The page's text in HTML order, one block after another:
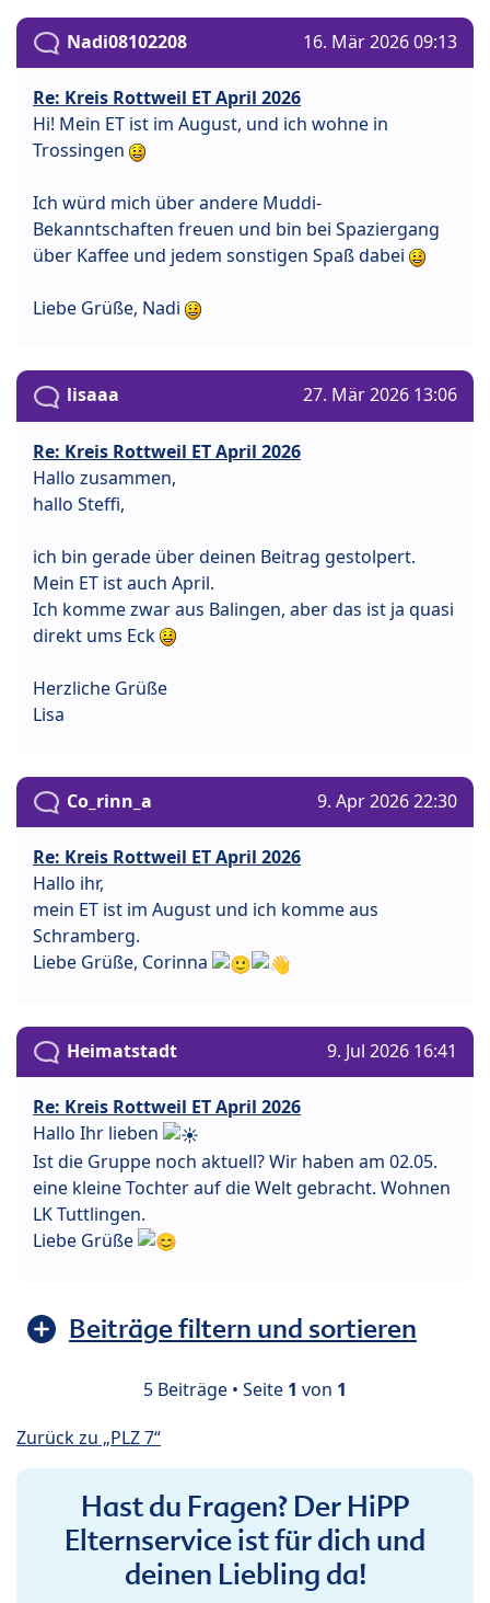
Nadi08102208 16. Mär 2026 09:13
Re: Kreis Rottweil ET April 2026
Hi! Mein ET ist im August, und ich wohne in
Trossingen
Ich würd mich über andere Muddi-
Bekanntschaften freuen und bin bei Spaziergang
über Kaffee und jedem sonstigen Spaß dabei
Liebe Grüße, Nadi
lisaaa 27. Mär 2026 13:06
Re: Kreis Rottweil ET April 2026
Hallo zusammen,
hallo Steffi,
ich bin gerade über deinen Beitrag gestolpert.
Mein ET ist auch April.
Ich komme zwar aus Balingen, aber das ist ja quasi
direkt ums Eck
Herzliche Grüße
Lisa
Co_rinn_a 9. Apr 2026 22:30
Re: Kreis Rottweil ET April 2026
Hallo ihr,
mein ET ist im August und ich komme aus
Schramberg.
Liebe Grüße, Corinna
Heimatstadt 9. Jul 2026 16:41
Re: Kreis Rottweil ET April 2026
Hallo Ihr lieben
Ist die Gruppe noch aktuell? Wir haben am 02.05.
eine kleine Tochter auf die Welt gebracht. Wohnen
LK Tuttlingen.
Liebe Grüße
Beiträge filtern und sortieren
5 Beiträge • Seite 1 von 1
Zurück zu „PLZ 7“
Hast du Fragen? Der HiPP
Elternservice ist für dich und
deinen Liebling da!